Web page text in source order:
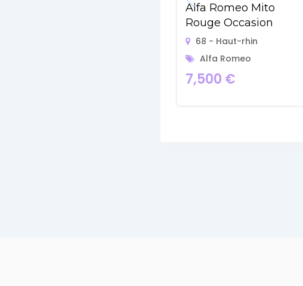
Alfa Romeo Mito
Rouge Occasion
68 - Haut-rhin
Alfa Romeo
7,500 €